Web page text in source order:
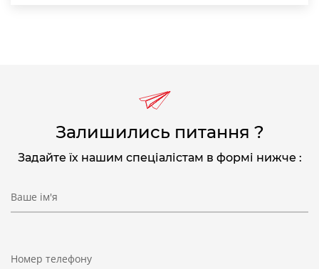
Залишились питання ?
Задайте їх нашим спеціалістам в формі нижче :
Ваше ім'я
Номер телефону